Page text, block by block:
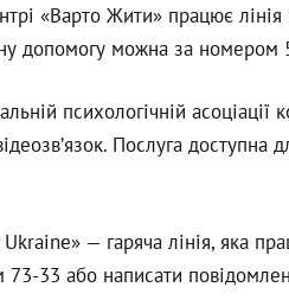
«Варто Жити» працює
допомогу можна за номером
психологічній
Послуга
— гаряча лінія, яка
33 або написати